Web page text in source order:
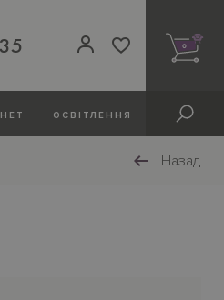
0
ОСВIТЛЕННЯ
Назад